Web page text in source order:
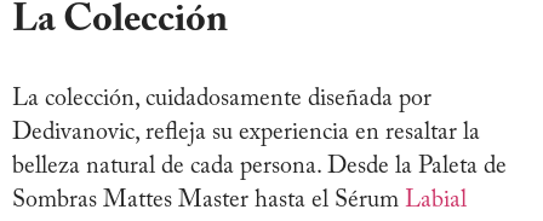
La Colección
La colección, cuidadosamente diseñada por
Dedivanovic, refleja su experiencia en resaltar la
belleza natural de cada persona. Desde la Paleta de
Sombras Mattes Master hasta el Sérum Labial